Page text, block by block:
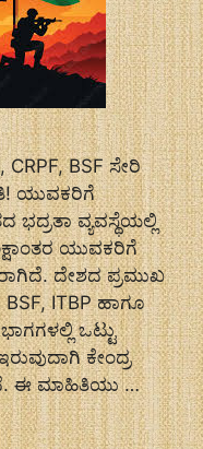
BSF ಸೇರಿ
ಯುವಕರಿಗೆ
ವ್ಯವಸ್ಥೆಯಲ್ಲಿ
ಯುವಕರಿಗೆ
ದೇಶದ ಪ್ರಮುಖ
ITBP ಹಾಗೂ
ಒಟ್ಟು
ಕೇಂದ್ರ
ಈ ಮಾಹಿತಿಯು …